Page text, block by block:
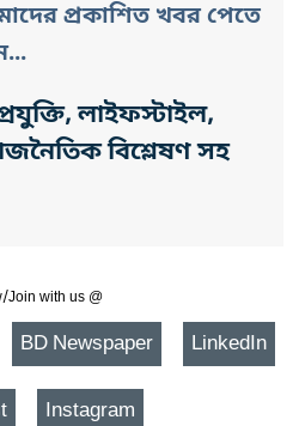
প্রকাশিত খবর পেতে
লাইফস্টাইল,
বিশ্লেষণ সহ
Join with us @
BD Newspaper LinkedIn
Instagram